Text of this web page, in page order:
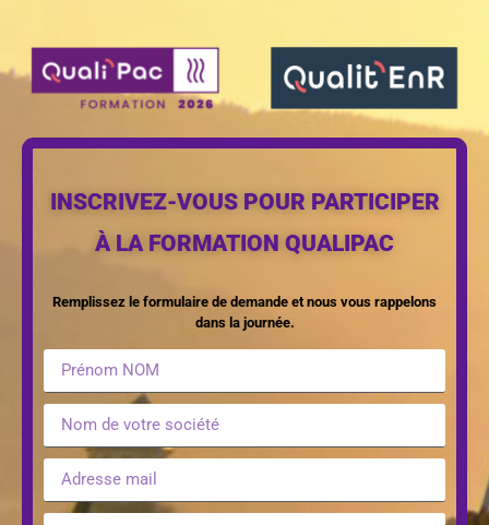
INSCRIVEZ-VOUS POUR PARTICIPER
À LA FORMATION QUALIPAC
Remplissez le formulaire de demande et nous vous rappelons
dans la journée.